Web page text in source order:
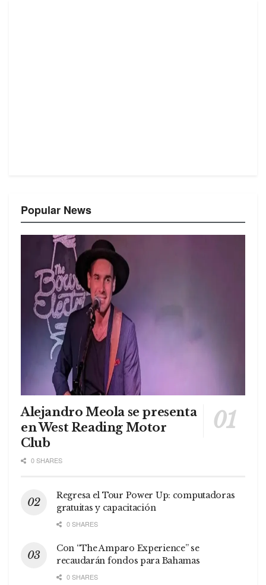
Popular News
Alejandro Meola se presenta
en West Reading Motor
Club
0 SHARES
Regresa el Tour Power Up: computadoras
gratuitas y capacitación
0 SHARES
Con “The Amparo Experience” se
recaudarán fondos para Bahamas
0 SHARES